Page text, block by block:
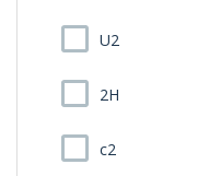
U2
2H
c2